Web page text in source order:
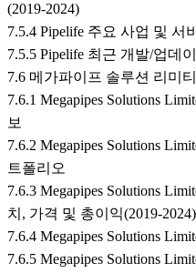
(2019-2024)
7.5.4 Pipelife 주요 사업 및 서
7.5.5 Pipelife 최근 개발/업데
7.6 메가파이프 솔루션 리미
7.6.1 Megapipes Solutions
보
7.6.2 Megapipes Solutions
트폴리오
7.6.3 Megapipes Solutions
치, 가격 및 총이익(2019-2024)
7.6.4 Megapipes Solutions
7.6.5 Megapipes Solutions